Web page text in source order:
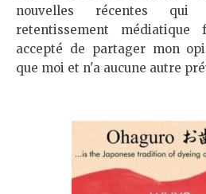
nouvelles récentes
retentissement
accepté de partager mon
que moi et n'a aucune autre